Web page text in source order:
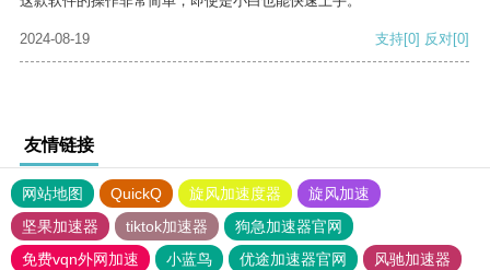
2024-08-19 支持[0] 反对[0]
友情链接
网站地图 QuickQ 旋风加速度器
旋风加速
坚果加速器
tiktok加速器
狗急加速器官网
免费vqn外网加速
小蓝鸟 优途加速器官网
风驰加速器